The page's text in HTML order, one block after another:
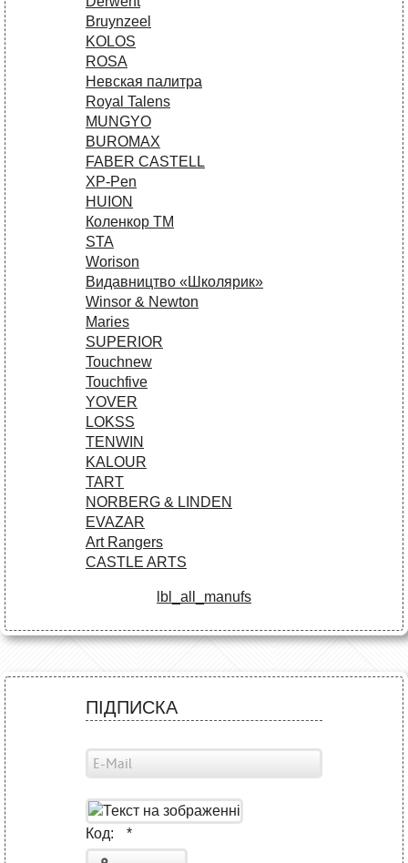
Bruynzeel
KOLOS
ROSA
Невская палитра
Royal Talens
MUNGYO
BUROMAX
FABER CASTELL
XP-Pen
HUION
Коленкор ТМ
STA
Worison
Видавництво «Школярик»
Winsor & Newton
Maries
SUPERIOR
Touchnew
Touchfive
YOVER
LOKSS
TENWIN
KALOUR
TART
NORBERG & LINDEN
EVAZAR
Art Rangers
CASTLE ARTS
lbl_all_manufs
ПІДПИСКА
Код: *